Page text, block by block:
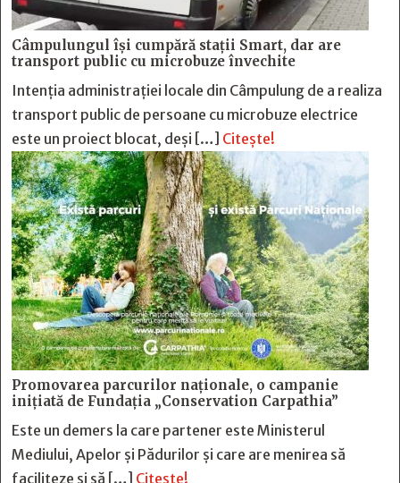
Câmpulungul îşi cumpără staţii Smart, dar are
transport public cu microbuze învechite
Intenția administrației locale din Câmpulung de a realiza
transport public de persoane cu microbuze electrice
este un proiect blocat, deși […] Citește!
Promovarea parcurilor naționale, o campanie
inițiată de Fundația „Conservation Carpathia”
Este un demers la care partener este Ministerul
Mediului, Apelor și Pădurilor și care are menirea să
faciliteze și să […] Citește!